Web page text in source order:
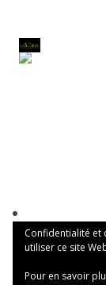
Confidentialité et
utiliser ce site
Pour en savoir